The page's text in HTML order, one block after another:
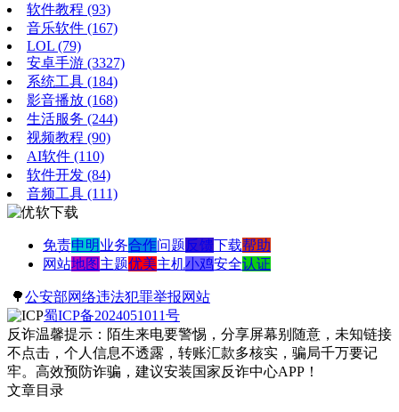
软件教程 (93)
音乐软件 (167)
LOL (79)
安卓手游 (3327)
系统工具 (184)
影音播放 (168)
生活服务 (244)
视频教程 (90)
AI软件 (110)
软件开发 (84)
音频工具 (111)
免责申明业务合作问题反馈下载帮助
网站地图 主题优美主机小鸡安全认证
🌳公安部网络违法犯罪举报网站
蜀ICP备2024051011号
反诈温馨提示：陌生来电要警惕，分享屏幕别随意，未知链接
不点击，个人信息不透露，转账汇款多核实，骗局千万要记
牢。高效预防诈骗，建议安装国家反诈中心APP！
文章目录